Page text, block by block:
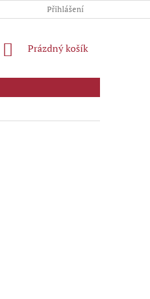
Přihlášení
NÁKUPNÍ
Prázdný košík